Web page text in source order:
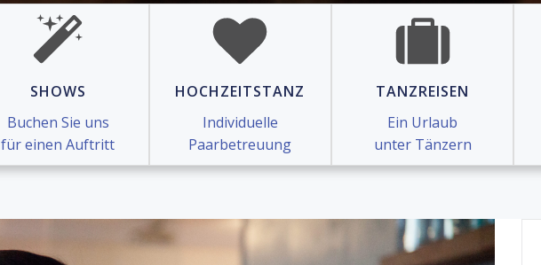
SHOWS
Buchen Sie uns
für einen Auftritt
HOCHZEITSTANZ
Individuelle
Paarbetreuung
TANZREISEN
Ein Urlaub
unter Tänzern